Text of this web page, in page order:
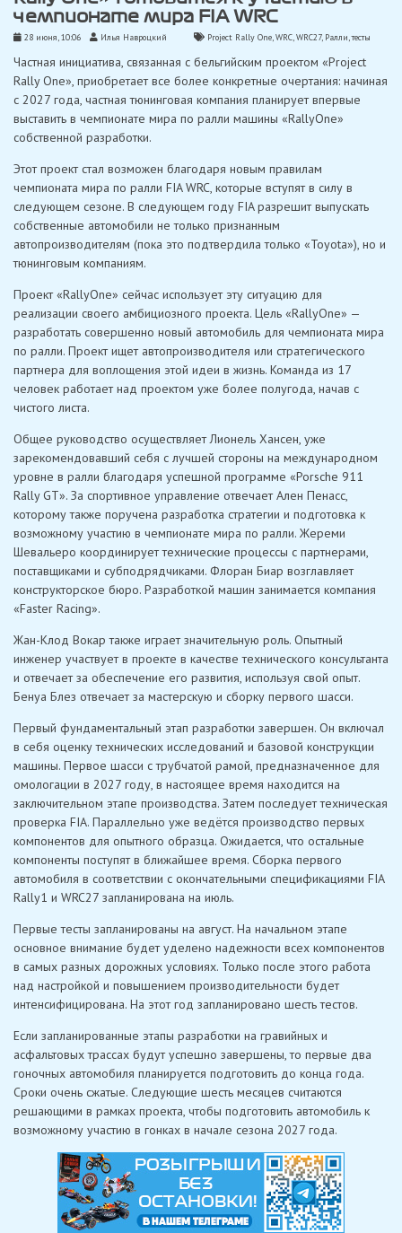
чемпионате мира FIA WRC
28 июня, 10:06 Илья Навроцкий Project Rally One WRC WRC27, Ралли ,тесты
Частная инициатива, связанная с бельгийским проектом «Project
Rally One», приобретает все более конкретные очертания: начиная
с 2027 года, частная тюнинговая компания планирует впервые
выставить в чемпионате мира по ралли машины «RallyOne»
собственной разработки.
Этот проект стал возможен благодаря новым правилам
чемпионата мира по ралли FIA WRC, которые вступят в силу в
следующем сезоне. В следующем году FIA разрешит выпускать
собственные автомобили не только признанным
автопроизводителям (пока это подтвердила только «Toyota»), но и
тюнинговым компаниям.
Проект «RallyOne» сейчас использует эту ситуацию для
реализации своего амбициозного проекта. Цель «RallyOne» —
разработать совершенно новый автомобиль для чемпионата мира
по ралли. Проект ищет автопроизводителя или стратегического
партнера для воплощения этой идеи в жизнь. Команда из 17
человек работает над проектом уже более полугода, начав с
чистого листа.
Общее руководство осуществляет Лионель Хансен, уже
зарекомендовавший себя с лучшей стороны на международном
уровне в ралли благодаря успешной программе «Porsche 911
Rally GT». За спортивное управление отвечает Ален Пенасс,
которому также поручена разработка стратегии и подготовка к
возможному участию в чемпионате мира по ралли. Жереми
Шевальеро координирует технические процессы с партнерами,
поставщиками и субподрядчиками. Флоран Биар возглавляет
конструкторское бюро. Разработкой машин занимается компания
«Faster Racing».
Жан-Клод Вокар также играет значительную роль. Опытный
инженер участвует в проекте в качестве технического консультанта
и отвечает за обеспечение его развития, используя свой опыт.
Бенуа Блез отвечает за мастерскую и сборку первого шасси.
Первый фундаментальный этап разработки завершен. Он включал
в себя оценку технических исследований и базовой конструкции
машины. Первое шасси с трубчатой ​​рамой, предназначенное для
омологации в 2027 году, в настоящее время находится на
заключительном этапе производства. Затем последует техническая
проверка FIA. Параллельно уже ведётся производство первых
компонентов для опытного образца. Ожидается, что остальные
компоненты поступят в ближайшее время. Сборка первого
автомобиля в соответствии с окончательными спецификациями FIA
Rally1 и WRC27 запланирована на июль.
Первые тесты запланированы на август. На начальном этапе
основное внимание будет уделено надежности всех компонентов
в самых разных дорожных условиях. Только после этого работа
над настройкой и повышением производительности будет
интенсифицирована. На этот год запланировано шесть тестов.
Если запланированные этапы разработки на гравийных и
асфальтовых трассах будут успешно завершены, то первые два
гоночных автомобиля планируется подготовить до конца года.
Сроки очень сжатые. Следующие шесть месяцев считаются
решающими в рамках проекта, чтобы подготовить автомобиль к
возможному участию в гонках в начале сезона 2027 года.